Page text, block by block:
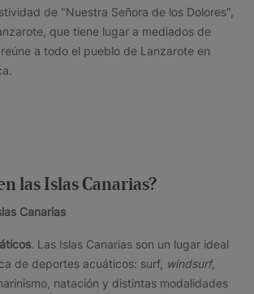
de "Nuestra Señora de los Dolores",
que tiene lugar a mediados de
a todo el pueblo de Lanzarote en
las Islas Canarias?
Canarias
. Las Islas Canarias son un lugar ideal
de deportes acuáticos: surf, windsurf,
natación y distintas modalidades